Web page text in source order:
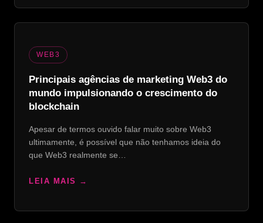
WEB3
Principais agências de marketing Web3 do
mundo impulsionando o crescimento do
blockchain
Apesar de termos ouvido falar muito sobre Web3
ultimamente, é possível que não tenhamos ideia do
que Web3 realmente se…
LEIA MAIS